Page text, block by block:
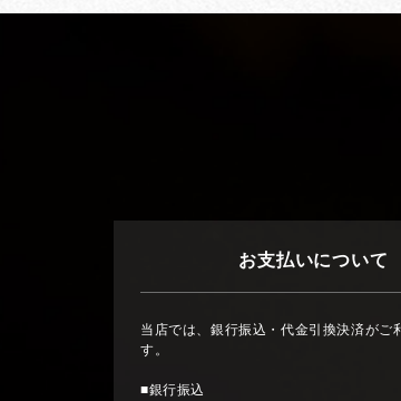
お支払いについて
当店では、銀行振込・代金引換決済がご
す。
■銀行振込